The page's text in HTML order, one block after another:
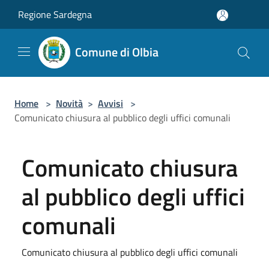
Regione Sardegna
Comune di Olbia
Home > Novità > Avvisi >
Comunicato chiusura al pubblico degli uffici comunali
Comunicato chiusura
al pubblico degli uffici
comunali
Comunicato chiusura al pubblico degli uffici comunali